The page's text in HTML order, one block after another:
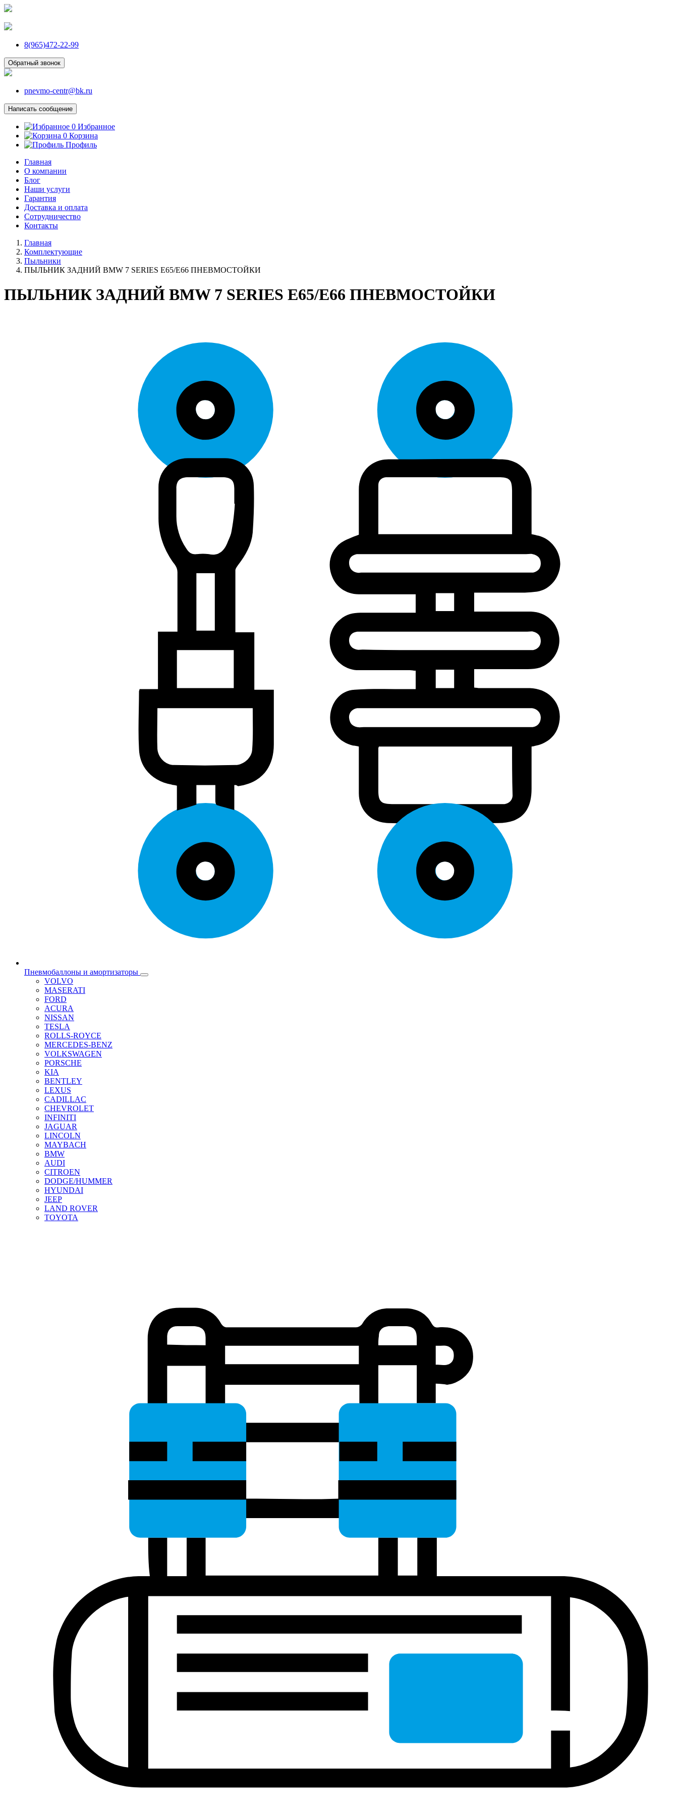
8(965)472-22-99
Обратный звонок
pnevmo-centr@bk.ru
Написать сообщение
0 Избранное
0 Корзина
Профиль
Главная
О компании
Блог
Наши услуги
Гарантия
Доставка и оплата
Сотрудничество
Контакты
Главная
Комплектующие
Пыльники
ПЫЛЬНИК ЗАДНИЙ BMW 7 SERIES E65/E66 ПНЕВМОСТОЙКИ
ПЫЛЬНИК ЗАДНИЙ BMW 7 SERIES E65/E66 ПНЕВМОСТОЙКИ
Пневмобаллоны и амортизаторы
VOLVO
MASERATI
FORD
ACURA
NISSAN
TESLA
ROLLS-ROYCE
MERCEDES-BENZ
VOLKSWAGEN
PORSCHE
KIA
BENTLEY
LEXUS
CADILLAC
CHEVROLET
INFINITI
JAGUAR
LINCOLN
MAYBACH
BMW
AUDI
CITROEN
DODGE/HUMMER
HYUNDAI
JEEP
LAND ROVER
TOYOTA